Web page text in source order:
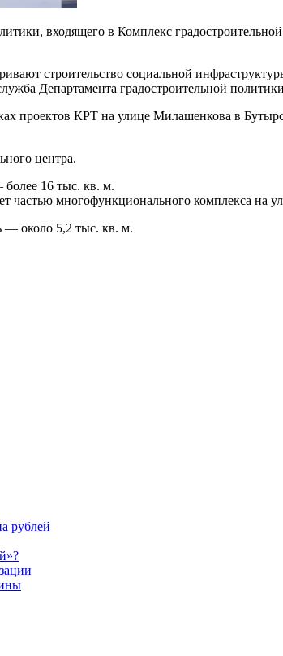
входящего в Комплекс
строительство социальной
Департамента градостроительной
проектов КРТ на улице Милашенкова в
центра.
более 16 тыс. кв. м.
частью многофункционального комплекса на
— около 5,2 тыс. кв. м.
рублей